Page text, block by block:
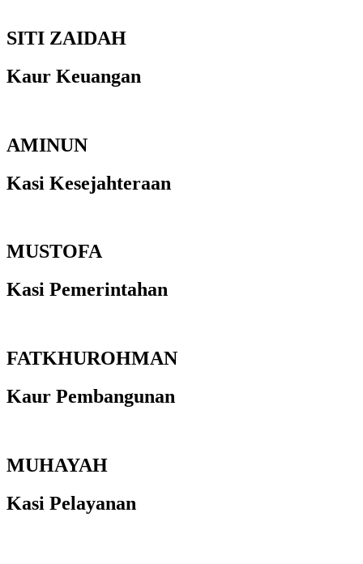
SITI ZAIDAH
Kaur Keuangan
AMINUN
Kasi Kesejahteraan
MUSTOFA
Kasi Pemerintahan
FATKHUROHMAN
Kaur Pembangunan
MUHAYAH
Kasi Pelayanan